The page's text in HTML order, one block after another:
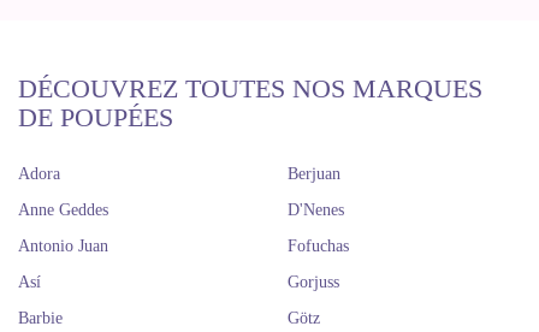
DÉCOUVREZ TOUTES NOS MARQUES
DE POUPÉES
Adora
Anne Geddes
Antonio Juan
Así
Barbie
Berjuan
D'Nenes
Fofuchas
Gorjuss
Götz